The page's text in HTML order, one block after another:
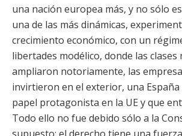
una nación europea más, y no sólo
una de las más dinámicas,
crecimiento económico, con un
libertades modélico, donde las clases
ampliaron notoriamente, las
invirtieron en el exterior, una
papel protagonista en la UE y que
Todo ello no fue debido sólo a la